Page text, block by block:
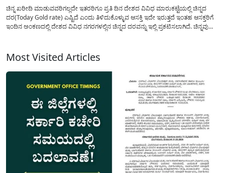
ಚಿನ್ನ ಖರೀದಿ ಮಾಡುವವರಿಗಲ್ಲದೇ ಇತರರಿಗೂ ಪ್ರತಿ ದಿನ ದೇಶದ ವಿವಿಧ ಮಾರುಕಟ್ಟೆಯಲ್ಲಿ ಚಿನ್ನದ
ದರ(Today Gold rate) ಎಷ್ಟಿದೆ ಎಂದು ತಿಳಿದುಕೊಳ್ಳುವ ಆಸಕ್ತಿ ಇದೇ ಇರುತ್ತದೆ ಇಂತಹ ಆಸಕ್ತರಿಗೆ
ಇಂದಿನ ಅಂಕಣದಲ್ಲಿ ದೇಶದ ವಿವಿಧ ನಗರಗಳಲ್ಲಿನ ಚಿನ್ನದ ದರವನ್ನು ಇಲ್ಲಿ ಪ್ರಕಟಿಸಲಾಗಿದೆ. ಚಿನ್ನವು
Most Visited Articles